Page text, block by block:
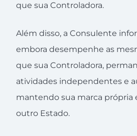
que sua Controladora.
Além disso, a Consulente
embora desempenhe as
que sua Controladora,
atividades independentes e
mantendo sua marca própria
outro Estado.